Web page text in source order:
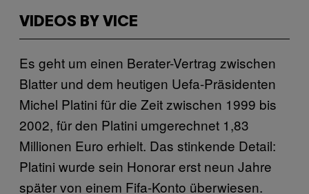
VIDEOS BY VICE
Es geht um einen Berater-Vertrag zwischen
Blatter und dem heutigen Uefa-Präsidenten
Michel Platini für die Zeit zwischen 1999 bis
2002, für den Platini umgerechnet 1,83
Millionen Euro erhielt. Das stinkende Detail:
Platini wurde sein Honorar erst neun Jahre
später von einem Fifa-Konto überwiesen.